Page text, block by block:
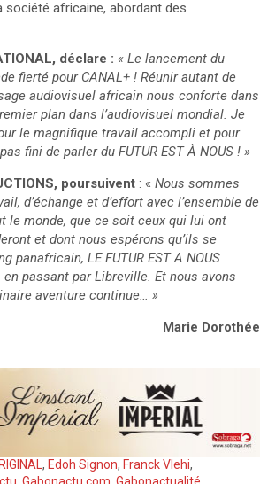
société africaine, abordant des
déclare : « Le lancement du
fierté pour CANAL+ ! Réunir autant de
audiovisuel africain nous conforte dans
plan dans l’audiovisuel mondial. Je
le magnifique travail accompli et pour
fini de parler du FUTUR EST À NOUS ! »
poursuivent : « Nous sommes
d’échange et d’effort avec l’ensemble de
le monde, que ce soit ceux qui lui ont
et dont nous espérons qu’ils se
LE FUTUR EST A NOUS
passant par Libreville. Et nous avons
aventure continue… »
Marie Dorothée
, Edoh Signon, Franck Vlehi,